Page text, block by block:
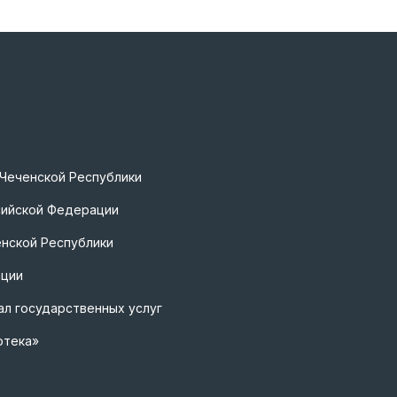
Республики
Федерации
Республики
государственных услуг